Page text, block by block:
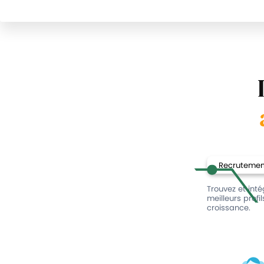
Trouvez et
meilleurs
croissance.